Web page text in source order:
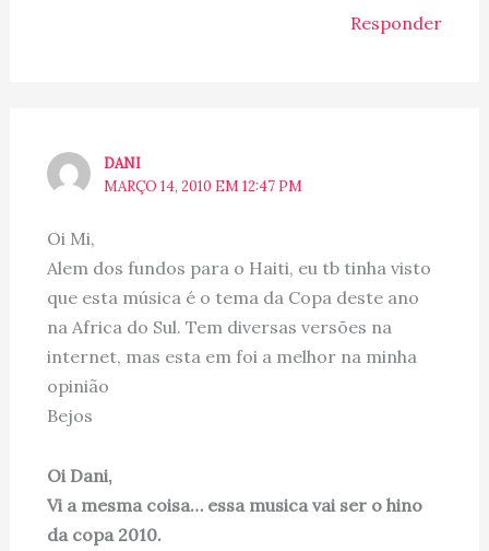
Responder
DANI
MARÇO 14, 2010 EM 12:47 PM
Oi Mi,
Alem dos fundos para o Haiti, eu tb tinha visto
que esta música é o tema da Copa deste ano
na Africa do Sul. Tem diversas versões na
internet, mas esta em foi a melhor na minha
opinião
Bejos
Oi Dani,
Vi a mesma coisa… essa musica vai ser o hino
da copa 2010.